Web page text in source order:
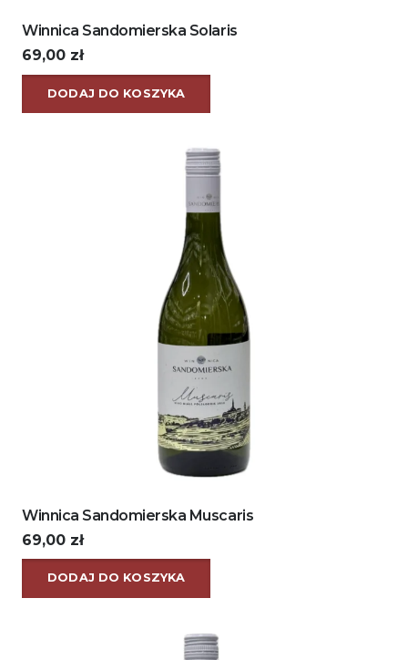
Winnica Sandomierska Solaris
69,00 zł
DODAJ DO KOSZYKA
Winnica Sandomierska Muscaris
69,00 zł
DODAJ DO KOSZYKA